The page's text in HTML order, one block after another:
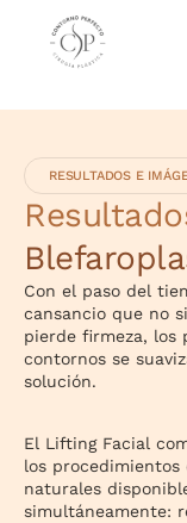
RESULTADOS E
Con el paso del
cansancio que no
pierde firmeza, los
contornos se
solución.
El Lifting Facial
los
naturales
simultáneamente: